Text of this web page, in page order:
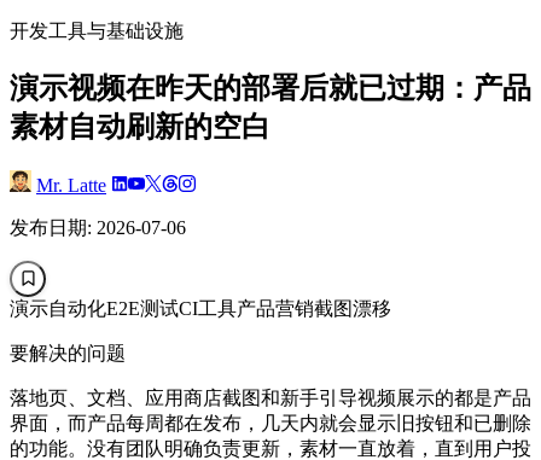
开发工具与基础设施
演示视频在昨天的部署后就已过期：产品
素材自动刷新的空白
Mr. Latte
发布日期: 2026-07-06
演示自动化E2E测试CI工具产品营销截图漂移
要解决的问题
落地页、文档、应用商店截图和新手引导视频展示的都是产品
界面，而产品每周都在发布，几天内就会显示旧按钮和已删除
的功能。没有团队明确负责更新，素材一直放着，直到用户投